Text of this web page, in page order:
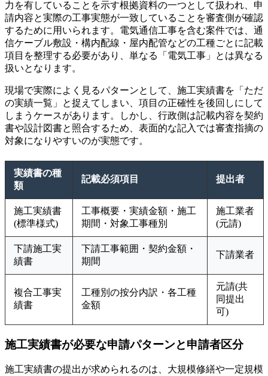
力を有していることを示す根拠資料の一つとして扱われ、申
請内容と実際の工事実態が一致していることを審査側が確認
するために用いられます。電気通信工事を含む案件では、通
信ケーブル敷設・構内配線・屋内配管などの工種ごとに記載
項目を整理する必要があり、単なる「電気工事」とは異なる
扱いとなります。
現場で実際によく見るパターンとして、施工実績書を「ただ
の実績一覧」と捉えてしまい、項目の正確性を後回しにして
しまうケースがあります。しかし、行政側は記載内容を契約
書や設計図書と照合するため、表面的な記入では審査指摘の
対象になりやすいのが実態です。
実績書の種
類
記載必須項目 提出者
施工実績書
(標準様式)
工事概要・実績金額・施工
期間・対象工事種別
施工業者
(元請)
下請施工実
績書
下請工事範囲・契約金額・
期間
下請業者
複合工事実
績書
工種別の按分内訳・各工種
金額
元請(共
同提出
可)
施工実績書が必要な申請パターンと申請者区分
施工実績書の提出が求められるのは、大規模修繕や一定規模